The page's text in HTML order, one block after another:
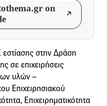
on
στην Δράση
σε επιχειρήσεις
υλών –
Επιχειρησιακού
Επιχειρηματικότητα